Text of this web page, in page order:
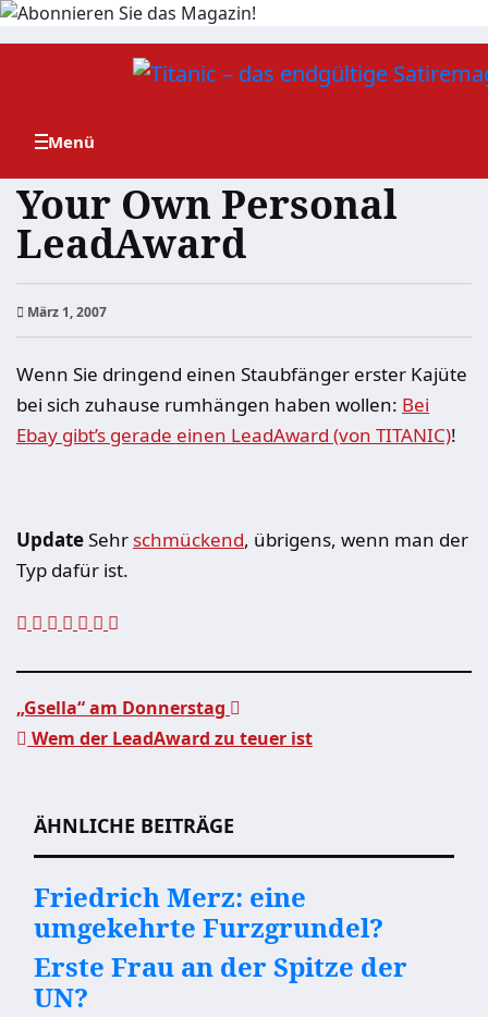
Zum
Your Own Personal
LeadAward
März 1, 2007
Wenn Sie dringend einen Staubfänger erster Kajüte
bei sich zuhause rumhängen haben wollen: Bei
Ebay gibt’s gerade einen LeadAward (von TITANIC)!
UpdateSehr schmückend, übrigens, wenn man der
Typ dafür ist.
„Gsella“ am Donnerstag
Wem der LeadAward zu teuer ist
ÄHNLICHE BEITRÄGE
Friedrich Merz: eine
umgekehrte Furzgrundel?
Erste Frau an der Spitze der
UN?